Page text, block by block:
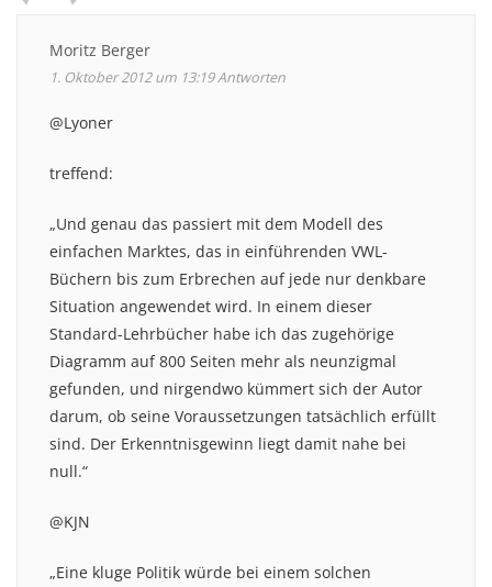
Moritz Berger
1. Oktober 2012 um 13:19Antworten
@Lyoner
treffend:
„Und genau das passiert mit dem Modell des
einfachen Marktes, das in einführenden VWL-
Büchern bis zum Erbrechen auf jede nur denkbare
Situation angewendet wird. In einem dieser
Standard-Lehrbücher habe ich das zugehörige
Diagramm auf 800 Seiten mehr als neunzigmal
gefunden, und nirgendwo kümmert sich der Autor
darum, ob seine Voraussetzungen tatsächlich erfüllt
sind. Der Erkenntnisgewinn liegt damit nahe bei
null.“
@KJN
„Eine kluge Politik würde bei einem solchen